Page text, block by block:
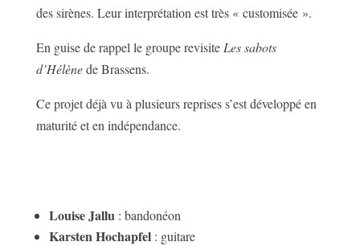
des sirènes. Leur interprétation est très « customisée ».
En guise de rappel le groupe revisite Les sabots
d’Hélènede Brassens.
Ce projet déjà vu à plusieurs reprises s’est développé en
maturité et en indépendance.
Louise Jallu : bandonéon
Karsten Hochapfel: guitare